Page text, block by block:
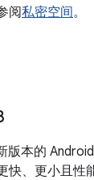
阅私密空间。
版本的
快、更小且性